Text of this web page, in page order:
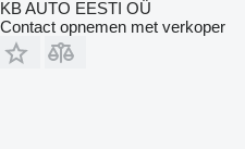
KB AUTO EESTI OÜ
Contact opnemen met verkoper